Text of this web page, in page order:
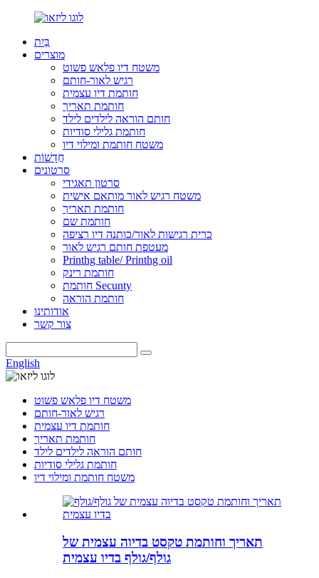
בַּיִת
מוצרים
משטח דיו פלאש פשוט
רגיש לאור-חותם
חותמת דיו עצמית
חותמת תאריך
חותם הוראה לילדים לילד
חותמת גלילי סודיות
משטח חותמת ומילוי דיו
חֲדָשׁוֹת
סרטונים
סרטון תאגידי
משטח רגיש לאור מותאם אישית
חותמת תאריך
חותמת שם
כרית רגישות לאור/כותנה דיו רציפה
מעטפת חותם רגיש לאור
Printhg table/ Printhg oil
חותמת רינק
חותמת Secunty
חותמת הוראה
אודותינו
צור קשר
English
משטח דיו פלאש פשוט
רגיש לאור-חותם
חותמת דיו עצמית
חותמת תאריך
חותם הוראה לילדים לילד
חותמת גלילי סודיות
משטח חותמת ומילוי דיו
תאריך וחותמת טקסט בדיוה עצמית של
גולף/גולף בדיו עצמית